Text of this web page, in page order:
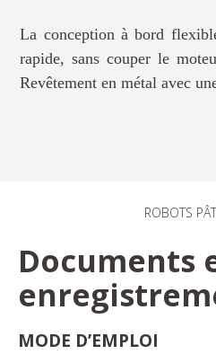
La conception à bord
rapide, sans couper le
Revêtement en métal avec
ROBOTS
Documents
MODE D’EMPLOI